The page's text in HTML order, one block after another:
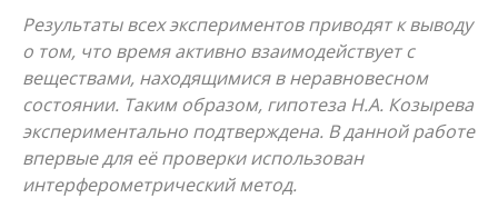
Результаты всех экспериментов приводят к выводу
о том, что время активно взаимодействует с
веществами, находящимися в неравновесном
состоянии. Таким образом, гипотеза Н.А. Козырева
экспериментально подтверждена. В данной работе
впервые для её проверки использован
интерферометрический метод.